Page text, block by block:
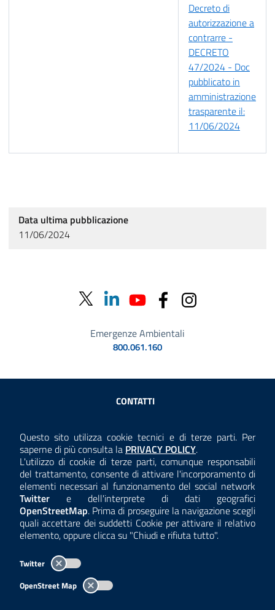
Questo sito utilizza cookie tecnici e di terze parti. Per
saperne di più consulta la Consulta la
PRIVACY POLICY.
L'utilizzo di cookie di terze parti, comunque responsabili
del trattamento, consente di attivare l'incorporamento di
elementi necessari al funzionamento del social network
Twitter e dell'interprete di dati geografici
OpenStreetMap. Prima di proseguire la navigazione scegli
quali accettare dei suddetti Cookie per attivare il relativo
elemento, oppure clicca su "Chiudi e rifiuta tutto".
Twitter
OpenStreet Map
Decreto di
autorizzazione a
contrarre -
DECRETO
47/2024 - Doc
pubblicato in
amministrazione
trasparente il:
11/06/2024
Data ultima pubblicazione
11/06/2024
Emergenze Ambientali
800.061.160
Sezione Link Utili
CONTATTI
ANTICORRUZIONE
ACCESSIBILITÀ
COOKIE E PRIVACY
TEMI A-Z